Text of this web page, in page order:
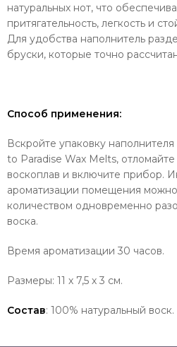
натуральных нот, что
притягательность, легкость и
Для удобства наполнитель
бруски, которые точно
Способ применения:
Вскройте упаковку
to Paradise Wax Melts,
воскоплав и включите прибор.
ароматизации помещения можно
количеством одновременно
воска.
Время ароматизации 30 часов.
Размеры: 11 х 7,5 х 3 см.
Состав: 100% натуральный воск.